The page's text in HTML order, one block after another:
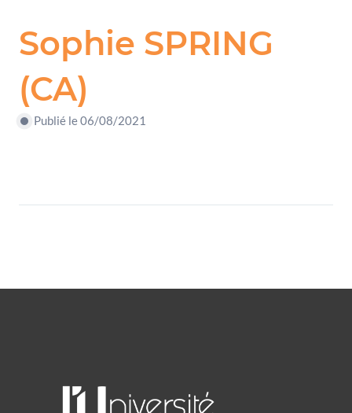
Sophie SPRING
(CA)
Publié le 06/08/2021